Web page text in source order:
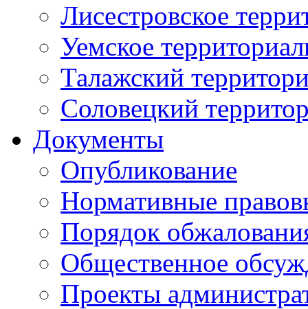
Лисестровское
Уемское
Талажский
Соловецкий
Документы
Опубликование
Нормативные
Порядок
Общественное
Проекты